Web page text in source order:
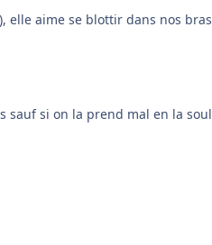
), elle aime se blottir dans nos
si on la prend mal en la